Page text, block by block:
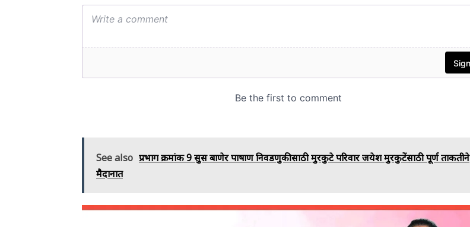
See also प्रभाग क्रमांक 9 सुस बाणेर पाषाण निवडणुकीसाठी मुरकुटे परिवार जयेश मुरकुटेंसाठी पूर्ण ताकतीने
मैदानात